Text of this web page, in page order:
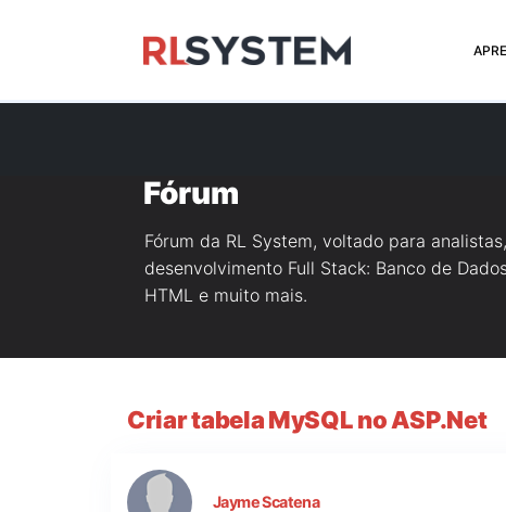
Fórum
Fórum da RL System, voltado para
desenvolvimento Full Stack: Banco de
HTML e muito mais.
Criar tabela MySQL no ASP.Net
Jayme Scatena